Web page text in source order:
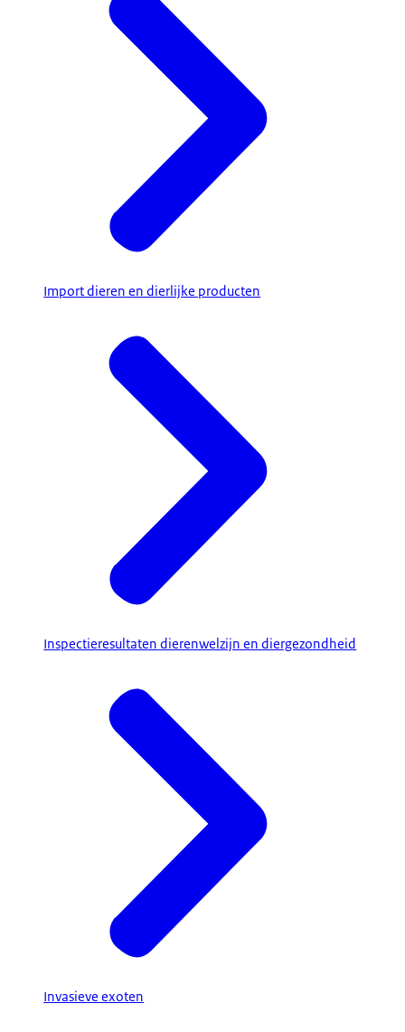
Import dieren en dierlijke producten
Inspectieresultaten dierenwelzijn en diergezondheid
Invasieve exoten